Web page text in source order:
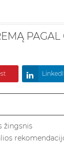
PAGAL
žingsnis